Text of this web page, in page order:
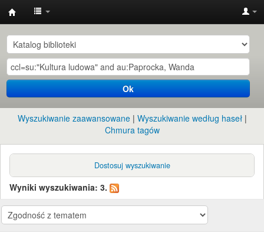
Instytut
Etnologii
i
Antropologii
Kulturowej
UW
Ok
Wyszukiwanie zaawansowane
Wyszukiwanie według haseł
Chmura tagów
Dostosuj wyszukiwanie
Wyniki wyszukiwania: 3.